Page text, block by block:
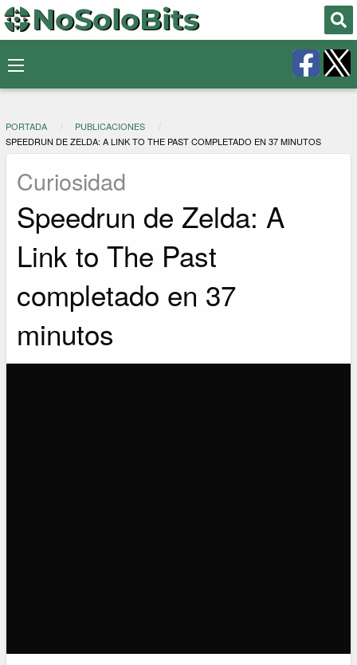
PORTADA
PUBLICACIONES
SPEEDRUN DE ZELDA: A LINK TO THE PAST COMPLETADO EN 37 MINUTOS
Curiosidad
Speedrun de Zelda: A
Link to The Past
completado en 37
minutos